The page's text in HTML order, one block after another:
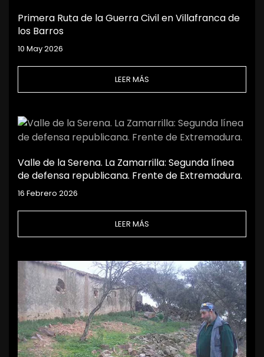
Primera Ruta de la Guerra Civil en Villafranca de
los Barros
10 May 2026
LEER MÁS
Valle de la Serena. La Zamarrilla: Segunda línea
de defensa republicana. Frente de Extremadura.
16 Febrero 2026
LEER MÁS